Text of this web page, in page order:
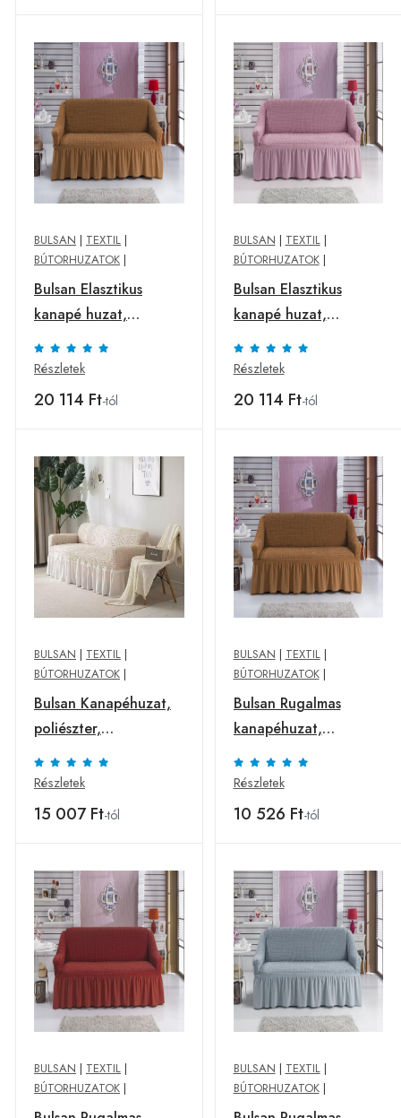
BULSAN | TEXTIL |
BÚTORHUZATOK |
Bulsan Elasztikus
kanapé huzat,
poliészter, 3
személyes,
mustársárga
Részletek
20 114 Ft-tól
BULSAN | TEXTIL|
BÚTORHUZATOK|
Bulsan Elasztikus
kanapé huzat,
poliészter, 3
személyes, rózsaszín
Részletek
20 114 Ft-tól
BULSAN | TEXTIL |
BÚTORHUZATOK |
Bulsan Kanapéhuzat,
poliészter,
háromszemélyes,
krémszín
Részletek
15 007 Ft-tól
BULSAN | TEXTIL|
BÚTORHUZATOK|
Bulsan Rugalmas
kanapéhuzat,
poliester, 2 személyes,
mustársárga
Részletek
10 526 Ft-tól
BULSAN | TEXTIL |
BÚTORHUZATOK |
BULSAN | TEXTIL|
BÚTORHUZATOK|